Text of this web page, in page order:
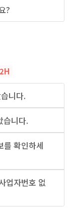
?
니다.
니다.
확인하세
업자번호 없